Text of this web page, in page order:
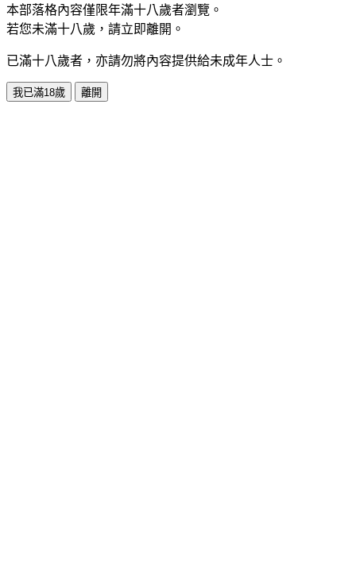
本部落格內容僅限年滿十八歲者瀏覽。
若您未滿十八歲，請立即離開。
已滿十八歲者，亦請勿將內容提供給未成年人士。
我已滿18歲 離開